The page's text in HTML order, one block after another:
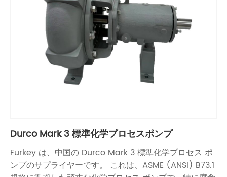
Durco Mark 3 標準化学プロセスポンプ
Furkey は、中国の Durco Mark 3 標準化学プロセス ポ
ンプのサプライヤーです。 これは、ASME (ANSI) B73.1